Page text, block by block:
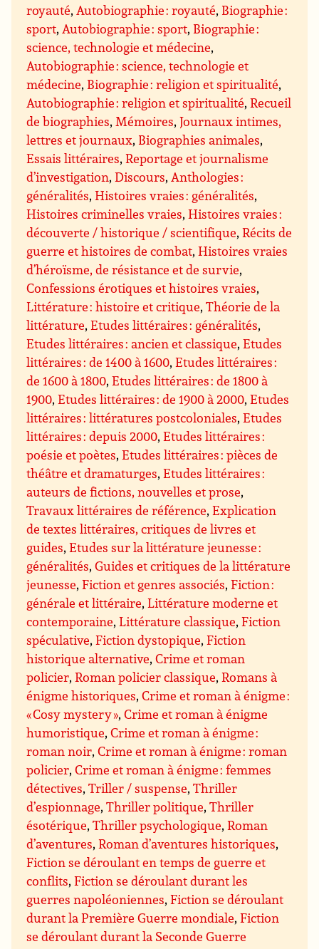
royauté,Autobiographie : royauté, Biographie :
sport,Autobiographie : sport, Biographie :
science, technologie et médecine,
Autobiographie : science, technologie et
médecine, Biographie : religion et spiritualité,
Autobiographie : religion et spiritualité,Recueil
de biographies,Mémoires,Journaux intimes,
lettres et journaux, Biographies animales,
Essais littéraires,Reportage et journalisme
d’investigation,Discours,Anthologies :
généralités,Histoires vraies : généralités,
Histoires criminelles vraies,Histoires vraies :
découverte / historique / scientifique,Récits de
guerre et histoires de combat,Histoires vraies
d’héroïsme, de résistance et de survie,
Confessions érotiques et histoires vraies,
Littérature : histoire et critique,Théorie de la
littérature,Etudes littéraires : généralités,
Etudes littéraires : ancien et classique,Etudes
littéraires : de 1400 à 1600,Etudes littéraires :
de 1600 à 1800,Etudes littéraires : de 1800 à
1900,Etudes littéraires : de 1900 à 2000,Etudes
littéraires : littératures postcoloniales,Etudes
littéraires : depuis 2000,Etudes littéraires :
poésie et poètes,Etudes littéraires : pièces de
théâtre et dramaturges,Etudes littéraires :
auteurs de fictions, nouvelles et prose,
Travaux littéraires de référence,Explication
de textes littéraires, critiques de livres et
guides,Etudes sur la littérature jeunesse :
généralités,Guides et critiques de la littérature
jeunesse,Fiction et genres associés,Fiction :
générale et littéraire,Littérature moderne et
contemporaine,Littérature classique,Fiction
spéculative,Fiction dystopique,Fiction
historique alternative,Crime et roman
policier,Roman policier classique,Romans à
énigme historiques,Crime et roman à énigme :
« Cosy mystery »,Crime et roman à énigme
humoristique,Crime et roman à énigme :
roman noir,Crime et roman à énigme : roman
policier,Crime et roman à énigme : femmes
détectives,Triller / suspense,Thriller
d’espionnage,Thriller politique,Thriller
ésotérique,Thriller psychologique,Roman
d’aventures,Roman d’aventures historiques,
Fiction se déroulant en temps de guerre et
conflits,Fiction se déroulant durant les
guerres napoléoniennes,Fiction se déroulant
durant la Première Guerre mondiale,Fiction
se déroulant durant la Seconde Guerre